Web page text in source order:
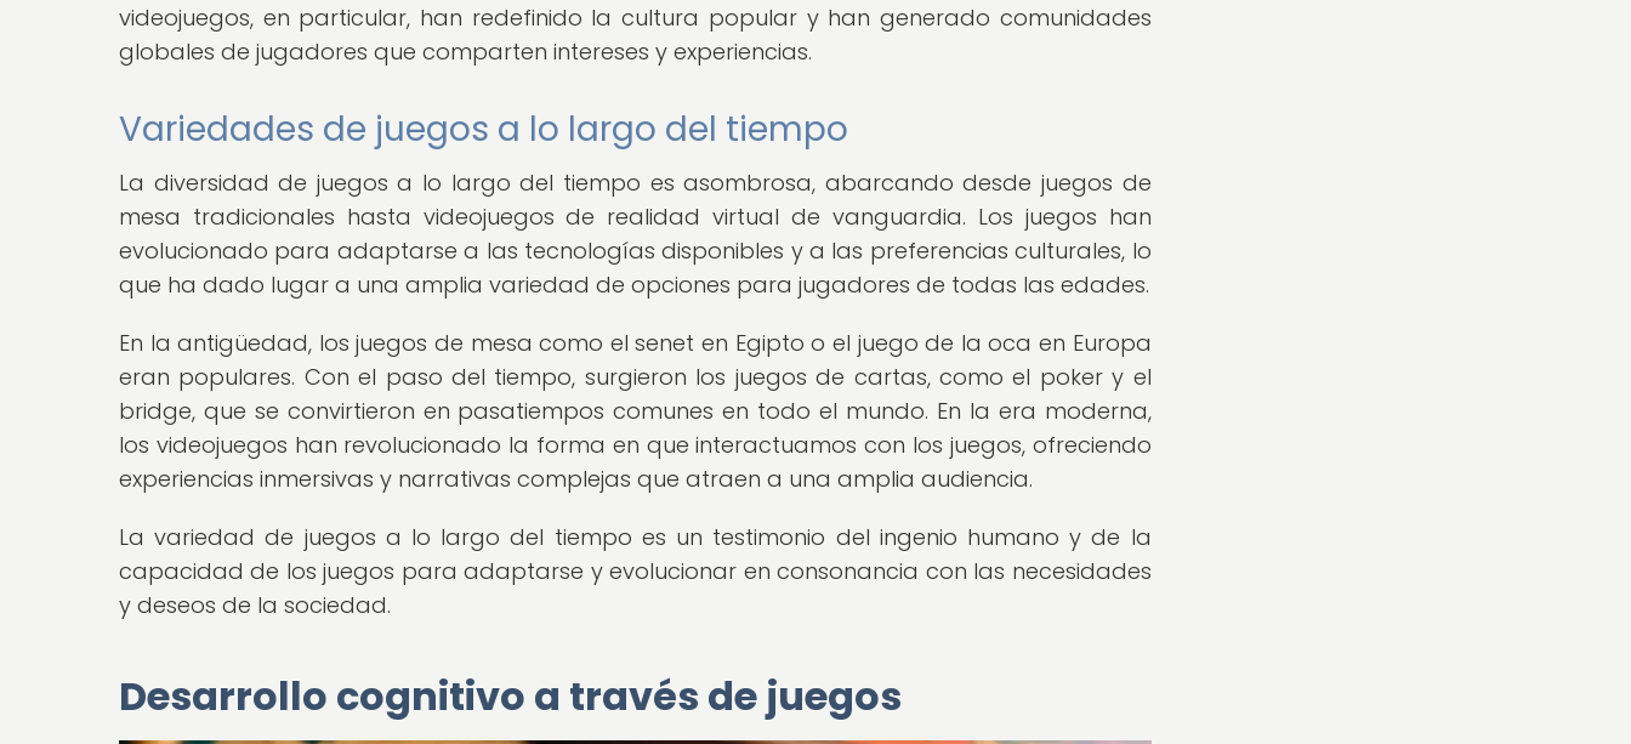
videojuegos, en particular, han redefinido la cultura popular y han generado comunidades
globales de jugadores que comparten intereses y experiencias.
Variedades de juegos a lo largo del tiempo
La diversidad de juegos a lo largo del tiempo es asombrosa, abarcando desde juegos de
mesa tradicionales hasta videojuegos de realidad virtual de vanguardia. Los juegos han
evolucionado para adaptarse a las tecnologías disponibles y a las preferencias culturales, lo
que ha dado lugar a una amplia variedad de opciones para jugadores de todas las edades.
En la antigüedad, los juegos de mesa como el senet en Egipto o el juego de la oca en Europa
eran populares. Con el paso del tiempo, surgieron los juegos de cartas, como el poker y el
bridge, que se convirtieron en pasatiempos comunes en todo el mundo. En la era moderna,
los videojuegos han revolucionado la forma en que interactuamos con los juegos, ofreciendo
experiencias inmersivas y narrativas complejas que atraen a una amplia audiencia.
La variedad de juegos a lo largo del tiempo es un testimonio del ingenio humano y de la
capacidad de los juegos para adaptarse y evolucionar en consonancia con las necesidades
y deseos de la sociedad.
Desarrollo cognitivo a través de juegos